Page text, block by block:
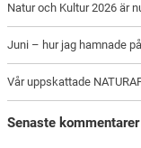
Natur och Kultur 2026 är
Juni – hur jag hamnade
Vår uppskattade
Senaste kommentarer